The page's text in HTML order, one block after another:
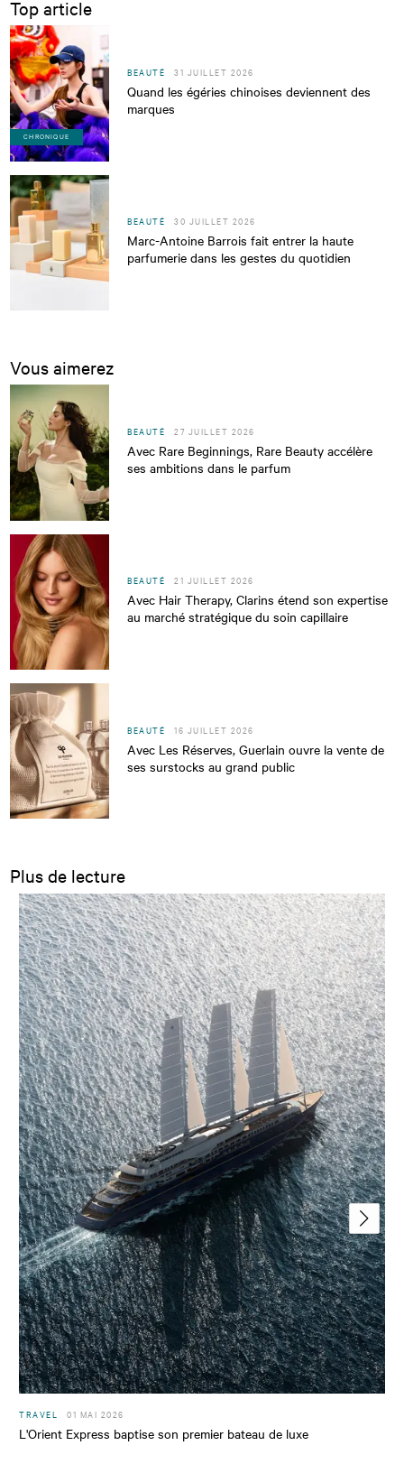
Top article
CHRONIQUE
BEAUTÉ 31 JUILLET 2026
Quand les égéries chinoises deviennent des
marques
BEAUTÉ 30 JUILLET 2026
Marc-Antoine Barrois fait entrer la haute
parfumerie dans les gestes du quotidien
Vous aimerez
BEAUTÉ 27 JUILLET 2026
Avec Rare Beginnings, Rare Beauty accélère
ses ambitions dans le parfum
BEAUTÉ 21 JUILLET 2026
Avec Hair Therapy, Clarins étend son expertise
au marché stratégique du soin capillaire
BEAUTÉ 16 JUILLET 2026
Avec Les Réserves, Guerlain ouvre la vente de
ses surstocks au grand public
Plus de lecture
TRAVEL 01 MAI 2026
L'Orient Express baptise son premier bateau de luxe